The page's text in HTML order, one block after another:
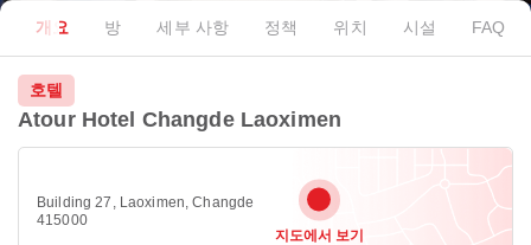
개요 방 세부 사항 정책 위치 시설 FAQ
호텔
Atour Hotel Changde Laoximen
Building 27, Laoximen, Changde
415000
지도에서 보기